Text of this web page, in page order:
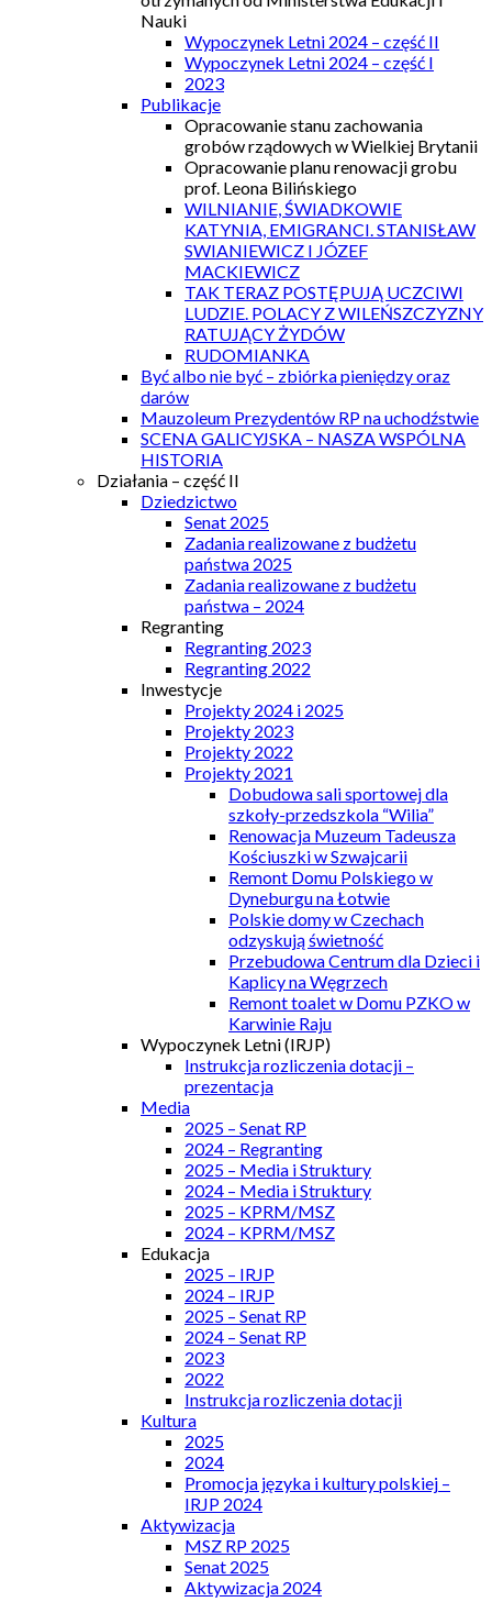
Nauki
Wypoczynek Letni 2024 – część II
Wypoczynek Letni 2024 – część I
2023
Publikacje
Opracowanie stanu zachowania
grobów rządowych w Wielkiej Brytanii
Opracowanie planu renowacji grobu
prof. Leona Bilińskiego
WILNIANIE, ŚWIADKOWIE
KATYNIA, EMIGRANCI. STANISŁAW
SWIANIEWICZ I JÓZEF
MACKIEWICZ
TAK TERAZ POSTĘPUJĄ UCZCIWI
LUDZIE. POLACY Z WILEŃSZCZYZNY
RATUJĄCY ŻYDÓW
RUDOMIANKA
Być albo nie być – zbiórka pieniędzy oraz
darów
Mauzoleum Prezydentów RP na uchodźstwie
SCENA GALICYJSKA – NASZA WSPÓLNA
HISTORIA
Działania – część II
Dziedzictwo
Senat 2025
Zadania realizowane z budżetu
państwa 2025
Zadania realizowane z budżetu
państwa – 2024
Regranting
Regranting 2023
Regranting 2022
Inwestycje
Projekty 2024 i 2025
Projekty 2023
Projekty 2022
Projekty 2021
Dobudowa sali sportowej dla
szkoły-przedszkola “Wilia”
Renowacja Muzeum Tadeusza
Kościuszki w Szwajcarii
Remont Domu Polskiego w
Dyneburgu na Łotwie
Polskie domy w Czechach
odzyskują świetność
Przebudowa Centrum dla Dzieci i
Kaplicy na Węgrzech
Remont toalet w Domu PZKO w
Karwinie Raju
Wypoczynek Letni (IRJP)
Instrukcja rozliczenia dotacji –
prezentacja
Media
2025 – Senat RP
2024 – Regranting
2025 – Media i Struktury
2024 – Media i Struktury
2025 – KPRM/MSZ
2024 – KPRM/MSZ
Edukacja
2025 – IRJP
2024 – IRJP
2025 – Senat RP
2024 – Senat RP
2023
2022
Instrukcja rozliczenia dotacji
Kultura
2025
2024
Promocja języka i kultury polskiej –
IRJP 2024
Aktywizacja
MSZ RP 2025
Senat 2025
Aktywizacja 2024